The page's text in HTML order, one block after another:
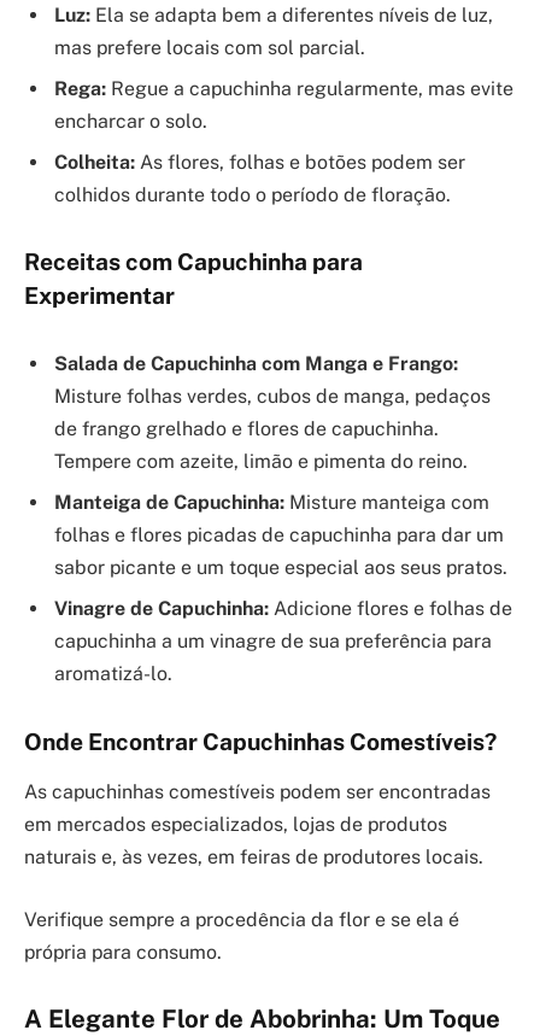
Luz: Ela se adapta bem a diferentes níveis de luz,
mas prefere locais com sol parcial.
Rega: Regue a capuchinha regularmente, mas evite
encharcar o solo.
Colheita: As flores, folhas e botões podem ser
colhidos durante todo o período de floração.
Receitas com Capuchinha para
Experimentar
Salada de Capuchinha com Manga e Frango:
Misture folhas verdes, cubos de manga, pedaços
de frango grelhado e flores de capuchinha.
Tempere com azeite, limão e pimenta do reino.
Manteiga de Capuchinha: Misture manteiga com
folhas e flores picadas de capuchinha para dar um
sabor picante e um toque especial aos seus pratos.
Vinagre de Capuchinha: Adicione flores e folhas de
capuchinha a um vinagre de sua preferência para
aromatizá-lo.
Onde Encontrar Capuchinhas Comestíveis?
As capuchinhas comestíveis podem ser encontradas
em mercados especializados, lojas de produtos
naturais e, às vezes, em feiras de produtores locais.
Verifique sempre a procedência da flor e se ela é
própria para consumo.
A Elegante Flor de Abobrinha: Um Toque